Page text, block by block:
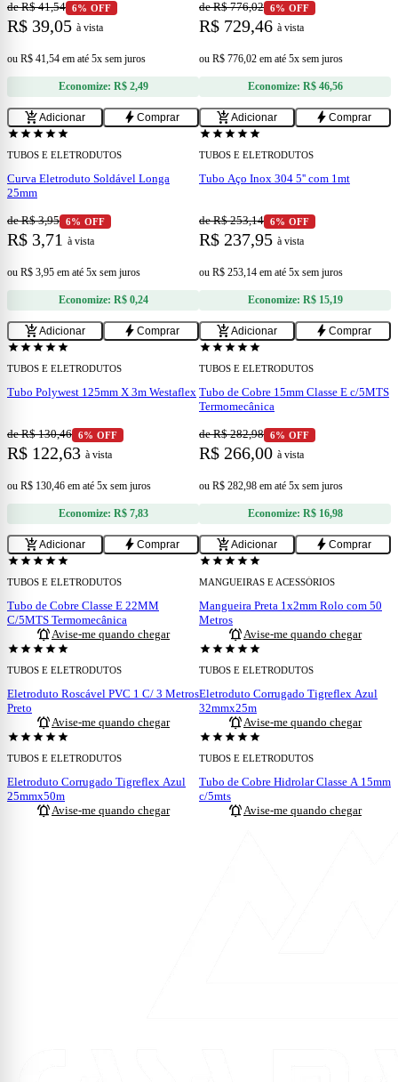
de R$ 41,54 6% OFF
R$ 39,05 à vista
ou R$ 41,54 em até 5x sem juros
Economize: R$ 2,49
add_shopping_cartAdicionar bolt Comprar
de R$ 776,02 6% OFF
R$ 729,46 à vista
ou R$ 776,02 em até 5x sem juros
Economize: R$ 46,56
add_shopping_cartAdicionar bolt Comprar
starstarstarstarstar
TUBOS E ELETRODUTOS
Curva Eletroduto Soldável Longa
25mm
de R$ 3,95 6% OFF
R$ 3,71 à vista
ou R$ 3,95 em até 5x sem juros
Economize: R$ 0,24
add_shopping_cartAdicionar bolt Comprar
starstarstarstarstar
TUBOS E ELETRODUTOS
Tubo Aço Inox 304 5'' com 1mt
de R$ 253,14 6% OFF
R$ 237,95 à vista
ou R$ 253,14 em até 5x sem juros
Economize: R$ 15,19
add_shopping_cartAdicionar bolt Comprar
starstarstarstarstar
TUBOS E ELETRODUTOS
Tubo Polywest 125mm X 3m Westaflex
de R$ 130,46 6% OFF
R$ 122,63 à vista
ou R$ 130,46 em até 5x sem juros
Economize: R$ 7,83
add_shopping_cartAdicionar bolt Comprar
starstarstarstarstar
TUBOS E ELETRODUTOS
Tubo de Cobre 15mm Classe E c/5MTS
Termomecânica
de R$ 282,98 6% OFF
R$ 266,00 à vista
ou R$ 282,98 em até 5x sem juros
Economize: R$ 16,98
add_shopping_cartAdicionar bolt Comprar
ESGOTADO
starstarstarstarstar
TUBOS E ELETRODUTOS
Tubo de Cobre Classe E 22MM
C/5MTS Termomecânica
notifications_active Avise-me quando chegar
ESGOTADO
starstarstarstarstar
MANGUEIRAS E ACESSÓRIOS
Mangueira Preta 1x2mm Rolo com 50
Metros
notifications_active Avise-me quando chegar
ESGOTADO
starstarstarstarstar
TUBOS E ELETRODUTOS
Eletroduto Roscável PVC 1 C/ 3 Metros
Preto
notifications_active Avise-me quando chegar
ESGOTADO
starstarstarstarstar
TUBOS E ELETRODUTOS
Eletroduto Corrugado Tigreflex Azul
32mmx25m
notifications_active Avise-me quando chegar
ESGOTADO
starstarstarstarstar
TUBOS E ELETRODUTOS
Eletroduto Corrugado Tigreflex Azul
25mmx50m
notifications_active Avise-me quando chegar
ESGOTADO
starstarstarstarstar
TUBOS E ELETRODUTOS
Tubo de Cobre Hidrolar Classe A 15mm
c/5mts
notifications_active Avise-me quando chegar